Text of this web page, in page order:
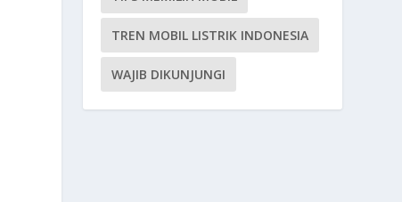
TREN MOBIL LISTRIK INDONESIA
WAJIB DIKUNJUNGI